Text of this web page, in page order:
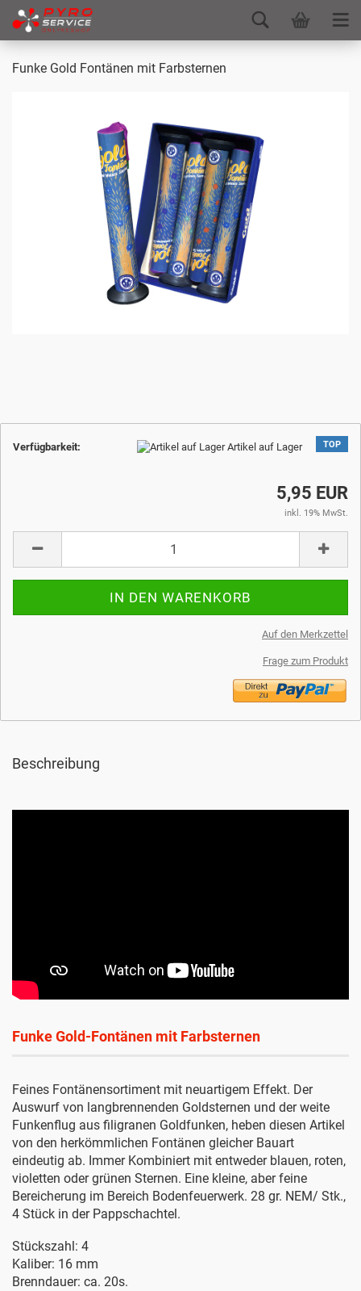
Funke Gold Fontänen mit Farbsternen
TOP
Verfügbarkeit: Artikel auf Lager
5,95 EUR
inkl. 19% MwSt.
Auf den Merkzettel
Frage zum Produkt
Beschreibung
Funke Gold-Fontänen mit Farbsternen
Feines Fontänensortiment mit neuartigem Effekt. Der
Auswurf von langbrennenden Goldsternen und der weite
Funkenflug aus filigranen Goldfunken, heben diesen Artikel
von den herkömmlichen Fontänen gleicher Bauart
eindeutig ab. Immer Kombiniert mit entweder blauen, roten,
violetten oder grünen Sternen. Eine kleine, aber feine
Bereicherung im Bereich Bodenfeuerwerk. 28 gr. NEM/ Stk.,
4 Stück in der Pappschachtel.
Stückszahl: 4
Kaliber: 16 mm
Brenndauer: ca. 20s.